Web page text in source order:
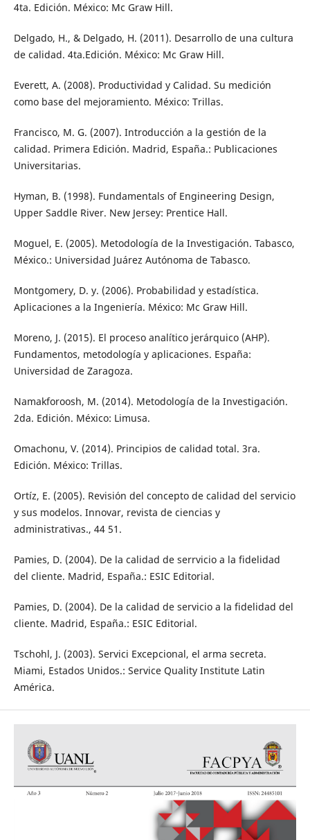
4ta. Edición. México: Mc Graw Hill.
Delgado, H., & Delgado, H. (2011). Desarrollo de una cultura
de calidad. 4ta.Edición. México: Mc Graw Hill.
Everett, A. (2008). Productividad y Calidad. Su medición
como base del mejoramiento. México: Trillas.
Francisco, M. G. (2007). Introducción a la gestión de la
calidad. Primera Edición. Madrid, España.: Publicaciones
Universitarias.
Hyman, B. (1998). Fundamentals of Engineering Design,
Upper Saddle River. New Jersey: Prentice Hall.
Moguel, E. (2005). Metodología de la Investigación. Tabasco,
México.: Universidad Juárez Autónoma de Tabasco.
Montgomery, D. y. (2006). Probabilidad y estadística.
Aplicaciones a la Ingeniería. México: Mc Graw Hill.
Moreno, J. (2015). El proceso analítico jerárquico (AHP).
Fundamentos, metodología y aplicaciones. España:
Universidad de Zaragoza.
Namakforoosh, M. (2014). Metodología de la Investigación.
2da. Edición. México: Limusa.
Omachonu, V. (2014). Principios de calidad total. 3ra.
Edición. México: Trillas.
Ortíz, E. (2005). Revisión del concepto de calidad del servicio
y sus modelos. Innovar, revista de ciencias y
administrativas., 44 51.
Pamies, D. (2004). De la calidad de serrvicio a la fidelidad
del cliente. Madrid, España.: ESIC Editorial.
Pamies, D. (2004). De la calidad de servicio a la fidelidad del
cliente. Madrid, España.: ESIC Editorial.
Tschohl, J. (2003). Servici Excepcional, el arma secreta.
Miami, Estados Unidos.: Service Quality Institute Latin
América.